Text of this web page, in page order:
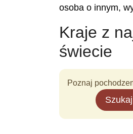
osoba o innym,
Kraje z
świecie
Poznaj